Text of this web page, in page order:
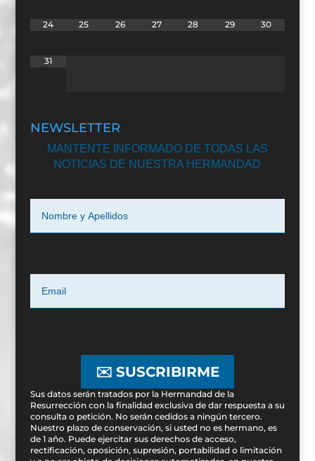
24 25 26 27 28 29 30
31
NEWSLETTER
MANTENTE INFORMADO DE TODAS LAS
NOTICIAS DE NUESTRA HERMANDAD
✉️ SUSCRIBIRME
Sus datos serán tratados por la Hermandad de la
Resurrección con la finalidad exclusiva de dar respuesta a su
consulta o petición. No serán cedidos a ningún tercero.
Nuestro plazo de conservación, si usted no es hermano, es
de 1 año. Puede ejercitar sus derechos de acceso,
rectificación, oposición, supresión, portabilidad o limitación